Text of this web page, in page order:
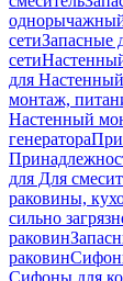
сетиЗапасные
сети
для
монтаж,
Настенный
генератора
для Для
раковины,
сильно
раковин
раковин
Сифоны для